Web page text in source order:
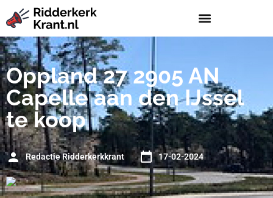
Oppland 27 2905 AN
Capelle aan den IJssel
te koop
Redactie Ridderkerkkrant 17-02-2024